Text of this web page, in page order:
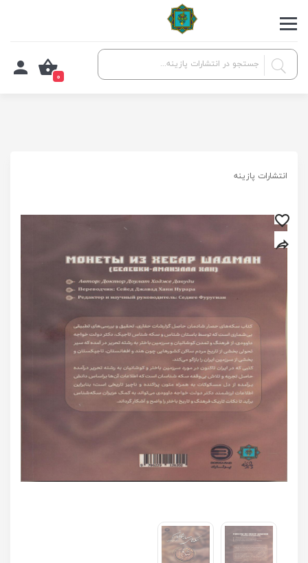
0
انتشارات پازینه